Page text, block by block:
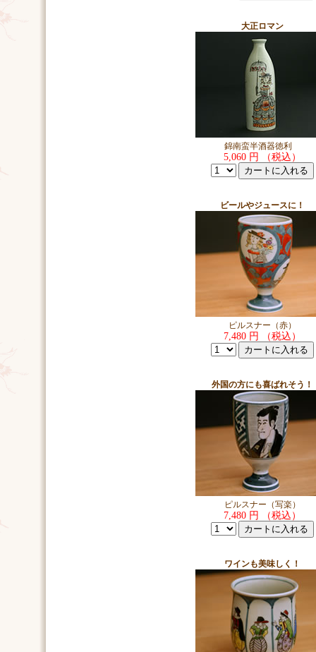
大正ロマン
錦南蛮半酒器徳利
5,060 円 （税込）
ビールやジュースに！
ピルスナー（赤）
7,480 円 （税込）
外国の方にも喜ばれそう！
ピルスナー（写楽）
7,480 円 （税込）
ワインも美味しく！